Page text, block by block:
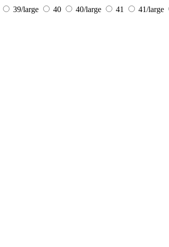
39/large 40 40/large 41 41/large